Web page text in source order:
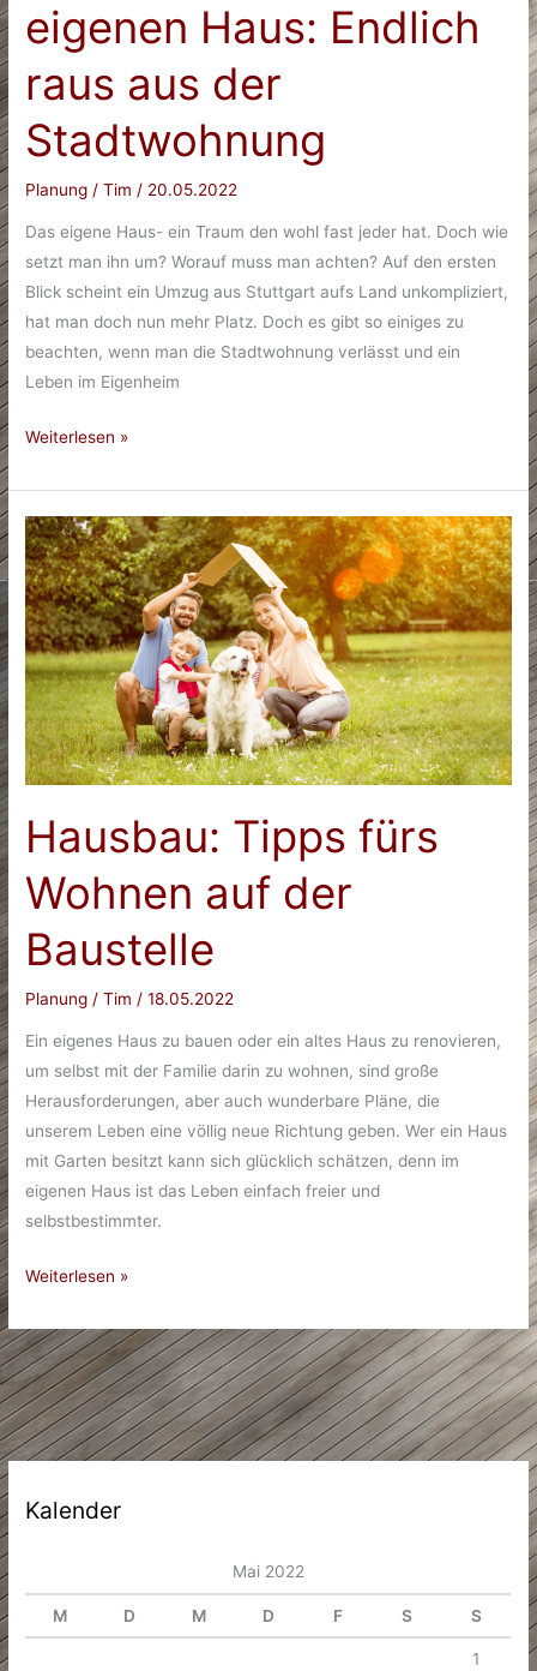
eigenen Haus: Endlich
raus aus der
Stadtwohnung
Planung /Tim / 20.05.2022
Das eigene Haus- ein Traum den wohl fast jeder hat. Doch wie
setzt man ihn um? Worauf muss man achten? Auf den ersten
Blick scheint ein Umzug aus Stuttgart aufs Land unkompliziert,
hat man doch nun mehr Platz. Doch es gibt so einiges zu
beachten, wenn man die Stadtwohnung verlässt und ein
Leben im Eigenheim
Der
vom
eigenen
Haus:
Endlich
raus
aus
der
Stadtwohnung
Weiterlesen »
Hausbau: Tipps fürs
Wohnen auf der
Baustelle
Planung /Tim /18.05.2022
Ein eigenes Haus zu bauen oder ein altes Haus zu renovieren,
um selbst mit der Familie darin zu wohnen, sind große
Herausforderungen, aber auch wunderbare Pläne, die
unserem Leben eine völlig neue Richtung geben. Wer ein Haus
mit Garten besitzt kann sich glücklich schätzen, denn im
eigenen Haus ist das Leben einfach freier und
selbstbestimmter.
Hausbau:
fürs
Wohnen
auf
der
Baustelle
Weiterlesen »
Kalender
Mai 2022
M D M D F S S
1